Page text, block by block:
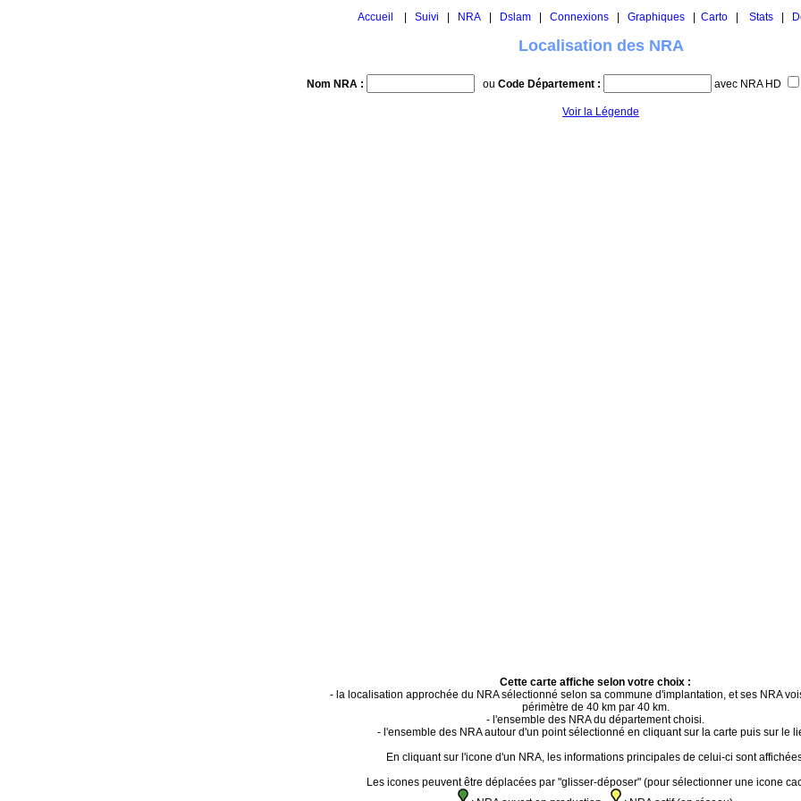
Accueil Suivi NRA Dslam Connexions Graphiques Carto Stats
Localisation des NRA
Nom NRA : ou Code Département : avec NRA HD
Voir la Légende
Cette carte affiche selon votre choix :
- la localisation approchée du NRA sélectionné selon sa commune d'implantation, et ses NRA
périmètre de 40 km par 40 km.
- l'ensemble des NRA du département choisi.
- l'ensemble des NRA autour d'un point sélectionné en cliquant sur la carte puis sur le
En cliquant sur l'icone d'un NRA, les informations principales de celui-ci sont
Les icones peuvent être déplacées par "glisser-déposer" (pour sélectionner une icone